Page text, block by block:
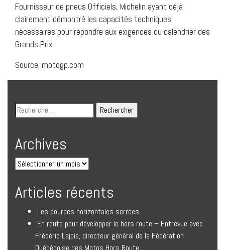
Fournisseur de pneus Officiels, Michelin ayant déjà
clairement démontré les capacités techniques
nécessaires pour répondre aux exigences du calendrier des
Grands Prix.
Source: motogp.com
Archives
Articles récents
Les courbes horizontales serrées
En route pour développer le hors route – Entrevue avec
Frédéric Lajoie, directeur général de la Fédération
Québécoise des Motos Hors Route